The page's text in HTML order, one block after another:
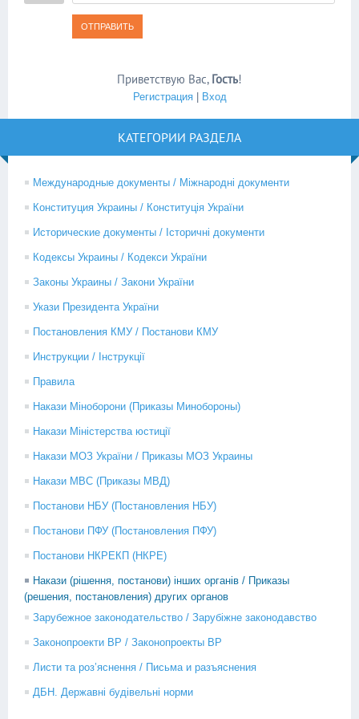
ОТПРАВИТЬ
Приветствую Вас, Гость!
Регистрация| Вход
КАТЕГОРИИ РАЗДЕЛА
Международные документы / Міжнародні документи
Конституция Украины / Конституція України
Исторические документы / Історичні документи
Кодексы Украины / Кодекси України
Законы Украины / Закони України
Укази Президента України
Постановления КМУ / Постанови КМУ
Инструкции / Інструкції
Правила
Накази Міноборони (Приказы Минобороны)
Накази Міністерства юстиції
Накази МОЗ України / Приказы МОЗ Украины
Накази МВС (Приказы МВД)
Постанови НБУ (Постановления НБУ)
Постанови ПФУ (Постановления ПФУ)
Постанови НКРЕКП (НКРЕ)
Накази (рішення, постанови) інших органів / Приказы
(решения, постановления) других органов
Зарубежное законодательство / Зарубіжне законодавство
Законопроекти ВР / Законопроекты ВР
Листи та роз’яснення / Письма и разъяснения
ДБН. Державні будівельні норми